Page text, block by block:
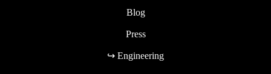
Blog
Press
↪ Engineering